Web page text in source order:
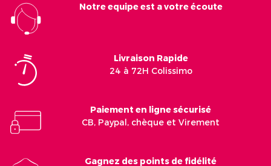
Notre equipe est a votre écoute
Livraison Rapide
24 à 72H Colissimo
Paiement en ligne sécurisé
CB, Paypal, chèque et Virement
Gagnez des points de fidélité